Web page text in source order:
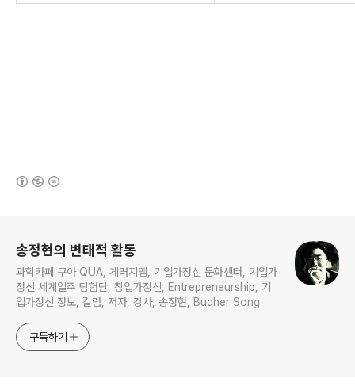
송정현의 변태적 활동
과학카페 쿠아 QUA, 게러지엠, 기업가정신 문화센터, 기업가
정신 세계일주 탐험단, 창업가정신, Entrepreneurship, 기
업가정신 정보, 칼럼, 저자, 강사, 송정현, Budher Song
구독하기